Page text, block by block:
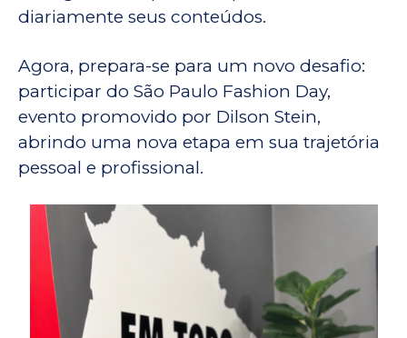
diariamente seus conteúdos.
Agora, prepara-se para um novo desafio:
participar do São Paulo Fashion Day,
evento promovido por Dilson Stein,
abrindo uma nova etapa em sua trajetória
pessoal e profissional.